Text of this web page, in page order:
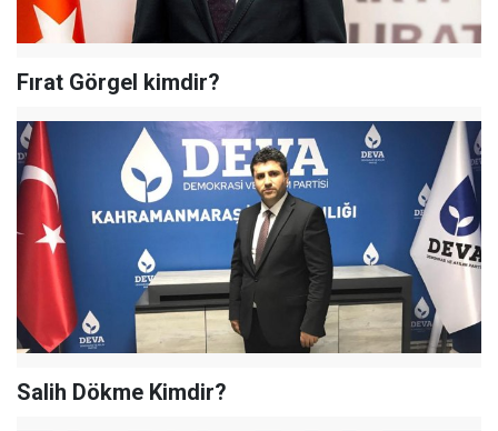
Fırat Görgel kimdir?
Salih Dökme Kimdir?